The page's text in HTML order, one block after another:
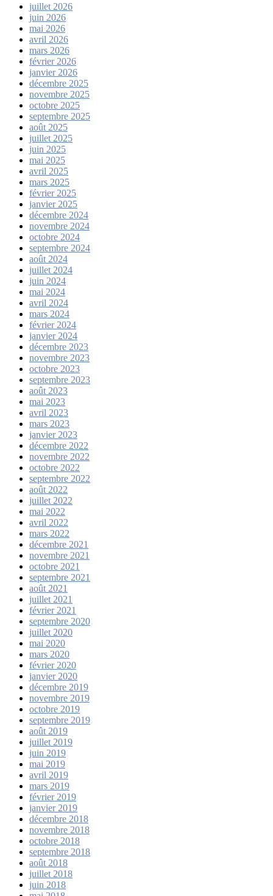
juillet 2026
juin 2026
mai 2026
avril 2026
mars 2026
février 2026
janvier 2026
décembre 2025
novembre 2025
octobre 2025
septembre 2025
août 2025
juillet 2025
juin 2025
mai 2025
avril 2025
mars 2025
février 2025
janvier 2025
décembre 2024
novembre 2024
octobre 2024
septembre 2024
août 2024
juillet 2024
juin 2024
mai 2024
avril 2024
mars 2024
février 2024
janvier 2024
décembre 2023
novembre 2023
octobre 2023
septembre 2023
août 2023
mai 2023
avril 2023
mars 2023
janvier 2023
décembre 2022
novembre 2022
octobre 2022
septembre 2022
août 2022
juillet 2022
mai 2022
avril 2022
mars 2022
décembre 2021
novembre 2021
octobre 2021
septembre 2021
août 2021
juillet 2021
février 2021
septembre 2020
juillet 2020
mai 2020
mars 2020
février 2020
janvier 2020
décembre 2019
novembre 2019
octobre 2019
septembre 2019
août 2019
juillet 2019
juin 2019
mai 2019
avril 2019
mars 2019
février 2019
janvier 2019
décembre 2018
novembre 2018
octobre 2018
septembre 2018
août 2018
juillet 2018
juin 2018